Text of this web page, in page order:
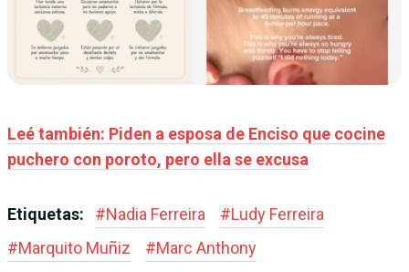
Leé también: Piden a esposa de Enciso que cocine
puchero con poroto, pero ella se excusa
Etiquetas: #Nadia Ferreira #Ludy Ferreira
#Marquito Muñiz #Marc Anthony